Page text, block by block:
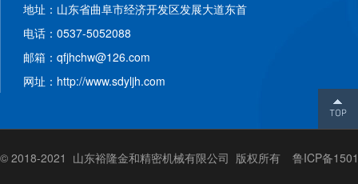
地址：山东省曲阜市经济开发区发展大道东首
电话：0537-5052088
邮箱：qfjhchw@126.com
网址：http://www.sdyljh.com
© 2018-2021 山东裕隆金和精密机械有限公司 版权所有 鲁ICP备